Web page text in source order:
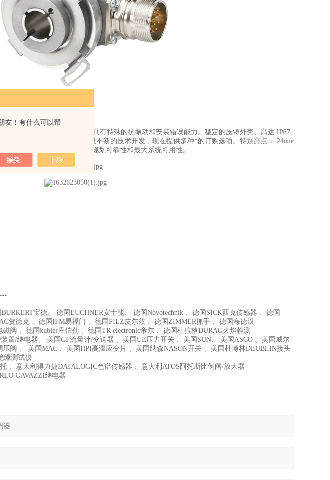
友！有什么可以帮
5000 / 5020 增量编码器具有特殊的抗振动和安装错误能力。稳定的压铸外壳、高达 IP67
普遍使用。该系列编码器经过不断的技术开发，现在提供多种*的订购选项。特别亮点： 24one
器。这项免费服务为您提供规划可靠性和最大系统可用性。
宝德、 德国EUCHNER安士能、 德国Novotechnik 、德国SICK西克传感器 、德国
贺德克 、德国IFM易福门 、德国PILZ皮尔兹 、德国ZIMMER抓手 、德国海德汉
阀 、德国kubler库伯勒 、德国TR electronic帝尔 、德国杜拉格DURAG火焰检测
置/继电器、 美国GF流量计/变送器 、美国UE压力开关 、美国SUN、 美国ASCO 、美国威尔
阀 、 美国MAC 、美国HPI高温应变片 、美国纳森NASON开关 、美国杜博林DEUBLIN接头
缘测试仪
、意大利得力捷DATALOGIC色谱传感器 、意大利ATOS阿托斯比例阀/放大器
GAVAZZI继电器